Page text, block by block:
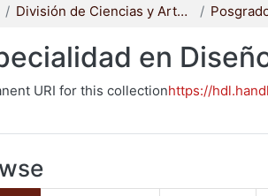
División de Ciencias y Artes para el Diseño
en
URI for this collectionhttps://